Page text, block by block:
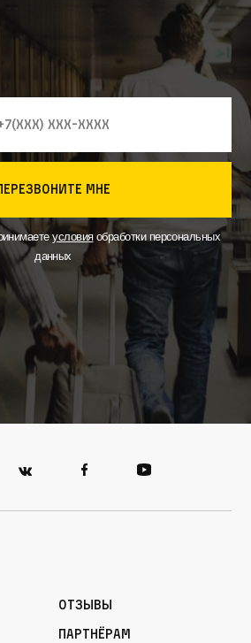
мне
условияобработки персональных
данных
Отзывы
Партнёрам